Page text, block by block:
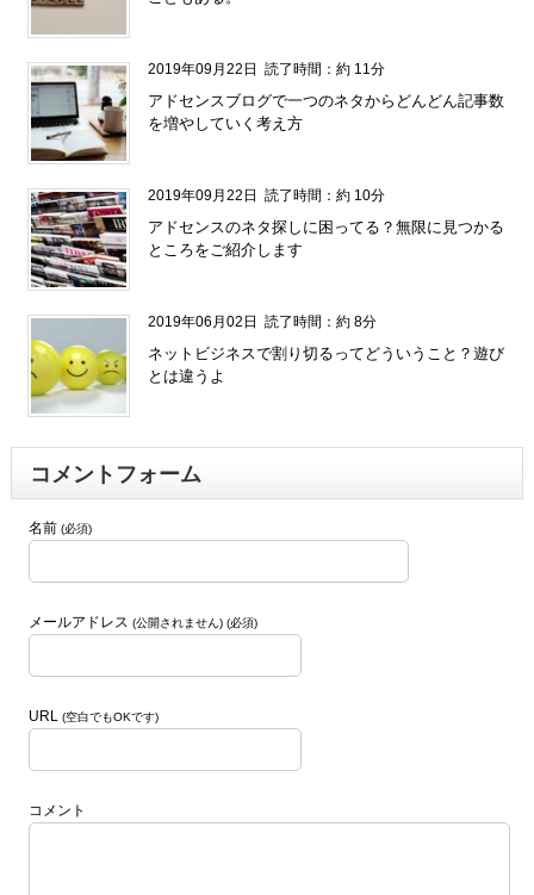
2019年09月22日 読了時間：約 11分
アドセンスブログで一つのネタからどんどん記事数
を増やしていく考え方
2019年09月22日 読了時間：約 10分
アドセンスのネタ探しに困ってる？無限に見つかる
ところをご紹介します
2019年06月02日 読了時間：約 8分
ネットビジネスで割り切るってどういうこと？遊び
とは違うよ
コメントフォーム
名前 (必須)
メールアドレス (公開されません) (必須)
URL (空白でもOKです)
コメント